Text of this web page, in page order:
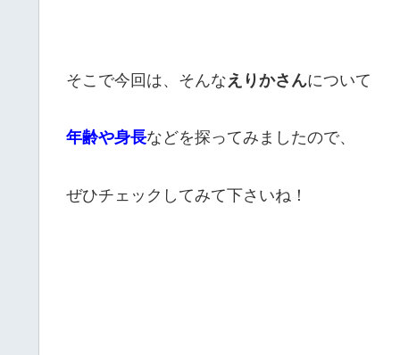
そこで今回は、そんな えりかさんについて
年齢や身長などを探ってみましたので、
ぜひチェックしてみて下さいね！